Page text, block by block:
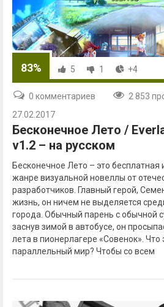
83% 5 1 +4
0 комментариев
2 853
27.02.2017
Бесконечное Лето /
v1.2 – на русском
Бесконечное Лето – это бесплатная
жанре визуальной новеллы от
разработчиков. Главный герой,
жизнь, он ничем не выделяется
города. Обычный парень с обычной
заснув зимой в автобусе, он
лета в пионерлагере «Совенок». Что
параллельный мир? Чтобы со всем